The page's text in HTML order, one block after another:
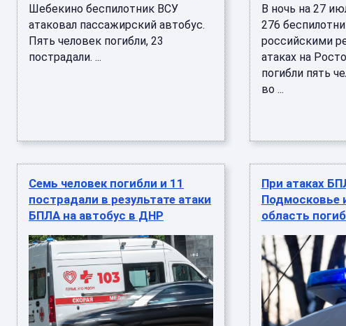
Шебекино беспилотник ВСУ
атаковал пассажирский автобус.
Пять человек погибли, 23
пострадали. ...
В ночь на 27
276
российскими
атаках на
погибли пять
во ...
Семь человек погибли и 11
пострадали в результате атаки
БПЛА на автобус в ДНР
При атаках
Подмосковье
область